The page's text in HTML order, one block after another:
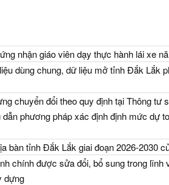
nhận giáo viên dạy thực hành lái xe
dùng chung, dữ liệu mở tỉnh Đắk Lắk
chuyển đổi theo quy định tại Thông tư
phương pháp xác định định mức dự
bàn tỉnh Đắk Lắk giai đoạn 2026-2030
chính được sửa đổi, bổ sung trong lĩnh
dựng